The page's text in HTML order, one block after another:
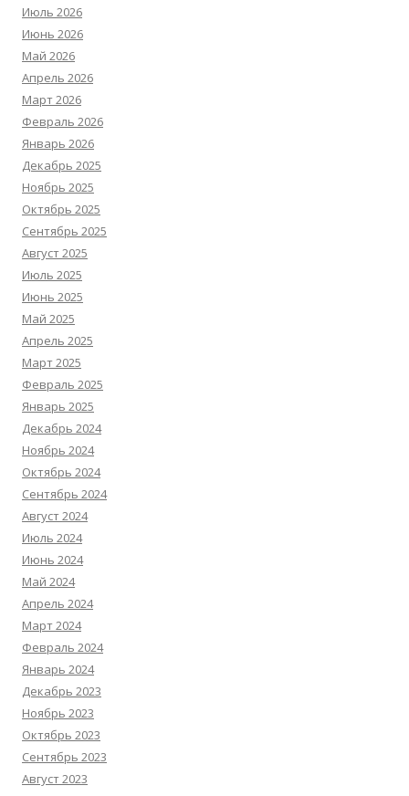
Июль 2026
Июнь 2026
Май 2026
Апрель 2026
Март 2026
Февраль 2026
Январь 2026
Декабрь 2025
Ноябрь 2025
Октябрь 2025
Сентябрь 2025
Август 2025
Июль 2025
Июнь 2025
Май 2025
Апрель 2025
Март 2025
Февраль 2025
Январь 2025
Декабрь 2024
Ноябрь 2024
Октябрь 2024
Сентябрь 2024
Август 2024
Июль 2024
Июнь 2024
Май 2024
Апрель 2024
Март 2024
Февраль 2024
Январь 2024
Декабрь 2023
Ноябрь 2023
Октябрь 2023
Сентябрь 2023
Август 2023